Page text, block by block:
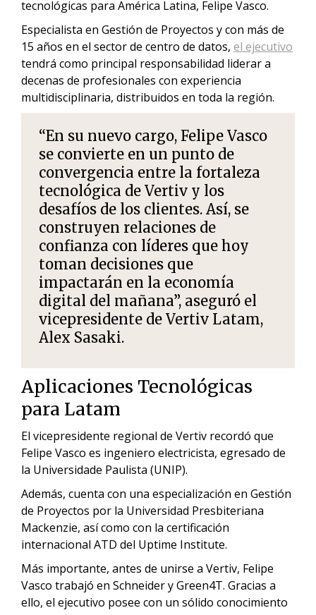
tecnológicas para América Latina, Felipe Vasco.
Especialista en Gestión de Proyectos y con más de
15 años en el sector de centro de datos, el ejecutivo
tendrá como principal responsabilidad liderar a
decenas de profesionales con experiencia
multidisciplinaria, distribuidos en toda la región.
“En su nuevo cargo, Felipe Vasco
se convierte en un punto de
convergencia entre la fortaleza
tecnológica de Vertiv y los
desafíos de los clientes. Así, se
construyen relaciones de
confianza con líderes que hoy
toman decisiones que
impactarán en la economía
digital del mañana”, aseguró el
vicepresidente de Vertiv Latam,
Alex Sasaki.
Aplicaciones Tecnológicas
para Latam
El vicepresidente regional de Vertiv recordó que
Felipe Vasco es ingeniero electricista, egresado de
la Universidade Paulista (UNIP).
Además, cuenta con una especialización en Gestión
de Proyectos por la Universidad Presbiteriana
Mackenzie, así como con la certificación
internacional ATD del Uptime Institute.
Más importante, antes de unirse a Vertiv, Felipe
Vasco trabajó en Schneider y Green4T. Gracias a
ello, el ejecutivo posee con un sólido conocimiento